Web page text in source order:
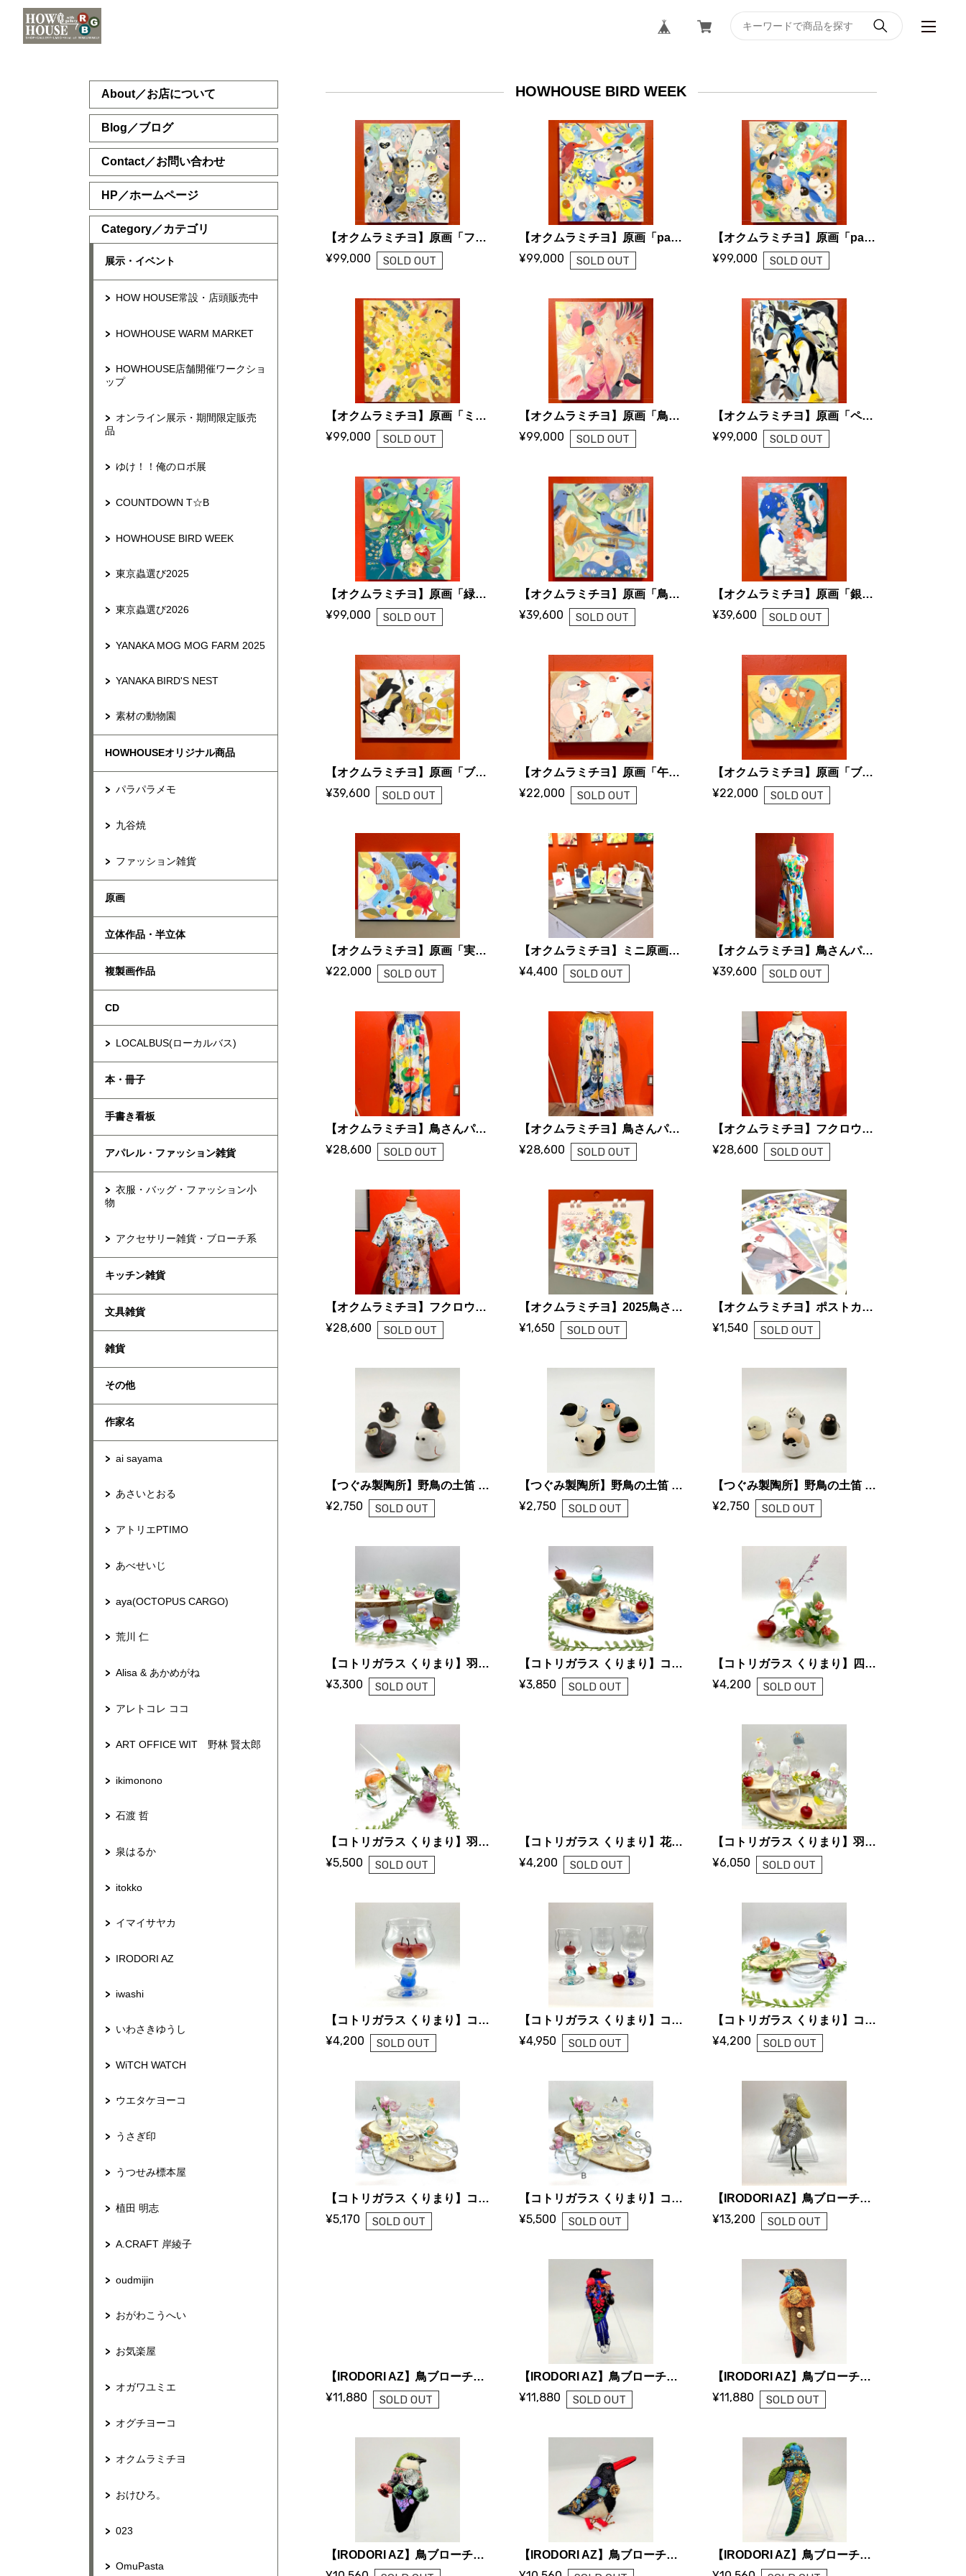
About／お店について
Blog／ブログ
Contact／お問い合わせ
HP／ホームページ
Category／カテゴリ
展示・イベント
HOW HOUSE常設・店頭販売中
HOWHOUSE WARM MARKET
HOWHOUSE店舗開催ワークショ
ップ
オンライン展示・期間限定販売
品
ゆけ！！俺のロボ展
COUNTDOWN T☆B
HOWHOUSE BIRD WEEK
東京蟲選び2025
東京蟲選び2026
YANAKA MOG MOG FARM 2025
YANAKA BIRD'S NEST
素材の動物園
HOWHOUSEオリジナル商品
パラパラメモ
九谷焼
ファッション雑貨
原画
立体作品・半立体
複製画作品
CD
LOCALBUS(ローカルバス)
本・冊子
手書き看板
アパレル・ファッション雑貨
衣服・バッグ・ファッション小
物
アクセサリー雑貨・ブローチ系
キッチン雑貨
文具雑貨
雑貨
その他
作家名
ai sayama
あさいとおる
アトリエPTIMO
あべせいじ
aya(OCTOPUS CARGO)
荒川 仁
Alisa & あかめがね
アレトコレ ココ
ART OFFICE WIT 野林 賢太郎
ikimonono
石渡 哲
泉はるか
itokko
イマイサヤカ
IRODORI AZ
iwashi
いわさきゆうし
WiTCH WATCH
ウエタケヨーコ
うさぎ印
うつせみ標本屋
植田 明志
A.CRAFT 岸綾子
oudmijin
おがわこうへい
お気楽屋
オガワユミエ
オグチヨーコ
オクムラミチヨ
おけひろ。
023
OmuPasta
HOWHOUSE BIRD WEEK
【オクムラミチヨ】原画「フクロウ・パラダイス」
¥99,000 SOLD OUT
【オクムラミチヨ】原画「paradise II」
¥99,000 SOLD OUT
【オクムラミチヨ】原画「paradise III」
¥99,000 SOLD OUT
【オクムラミチヨ】原画「ミモザと黄色い鳥たち」
¥99,000 SOLD OUT
【オクムラミチヨ】原画「鳥と小さな一角獣」
¥99,000 SOLD OUT
【オクムラミチヨ】原画「ペンギン・パラダイス」
¥99,000 SOLD OUT
【オクムラミチヨ】原画「緑の宝石と緑の鳥たち」
¥99,000 SOLD OUT
【オクムラミチヨ】原画「鳥の声が聴きたくて」
¥39,600 SOLD OUT
【オクムラミチヨ】原画「銀色の川」
¥39,600 SOLD OUT
【オクムラミチヨ】原画「ブンチョウシスターズ&キバタンブラザーズtrio」
¥39,600 SOLD OUT
【オクムラミチヨ】原画「午後」
¥22,000 SOLD OUT
【オクムラミチヨ】原画「ブルーム」
¥22,000 SOLD OUT
【オクムラミチヨ】原画「実り」
¥22,000 SOLD OUT
【オクムラミチヨ】ミニ原画（イーゼル付き）
¥4,400 SOLD OUT
【オクムラミチヨ】鳥さんパラダイスなワンピース（受注品）
¥39,600 SOLD OUT
【オクムラミチヨ】鳥さんパラダイスなスカート（コンパニオンバード／受注品）
¥28,600 SOLD OUT
【オクムラミチヨ】鳥さんパラダイスなスカート（フクロウ・コンパニオンバード／受注品）
¥28,600 SOLD OUT
【オクムラミチヨ】フクロウ・パラダイスなシャツ（Mens L／受注品）
¥28,600 SOLD OUT
【オクムラミチヨ】フクロウ・パラダイスなシャツ（Ladies M ／受注品）
¥28,600 SOLD OUT
【オクムラミチヨ】2025鳥さんカレンダー
¥1,650 SOLD OUT
【オクムラミチヨ】ポストカード7枚セット
¥1,540 SOLD OUT
【つぐみ製陶所】野鳥の土笛 i〜l
¥2,750 SOLD OUT
【つぐみ製陶所】野鳥の土笛 e〜h
¥2,750 SOLD OUT
【つぐみ製陶所】野鳥の土笛 a〜d
¥2,750 SOLD OUT
【コトリガラス くりまり】羽根スタンド
¥3,300 SOLD OUT
【コトリガラス くりまり】コトリ リングスタンド
¥3,850 SOLD OUT
【コトリガラス くりまり】四つ葉 羽根スタンド
¥4,200 SOLD OUT
【コトリガラス くりまり】羽根スタンド中型
¥5,500 SOLD OUT
【コトリガラス くりまり】花冠コトリ一輪挿し
¥4,200 SOLD OUT
【コトリガラス くりまり】羽根ポット（お花栓）
¥6,050 SOLD OUT
【コトリガラス くりまり】コトリステム デザートカップ
¥4,200 SOLD OUT
【コトリガラス くりまり】コトリステム ワイングラス
¥4,950 SOLD OUT
【コトリガラス くりまり】コトリ リングピロー
¥4,200 SOLD OUT
【コトリガラス くりまり】コトリ 一輪挿し
¥5,170 SOLD OUT
【コトリガラス くりまり】コトリ ハート花瓶
¥5,500 SOLD OUT
【IRODORI AZ】鳥ブローチ「ハシビロコウ」
¥13,200 SOLD OUT
【IRODORI AZ】鳥ブローチ「ヒバリ」
¥11,880 SOLD OUT
【IRODORI AZ】鳥ブローチ「ヤマムスメ」
¥11,880 SOLD OUT
【IRODORI AZ】鳥ブローチ「オガワコマドリ」
¥11,880 SOLD OUT
【IRODORI AZ】鳥ブローチ「スミレミドリツバメ」 【IRODORI AZ】鳥ブローチ「ミヤコドリ」 【IRODORI AZ】鳥ブローチ「キキョウインコ」